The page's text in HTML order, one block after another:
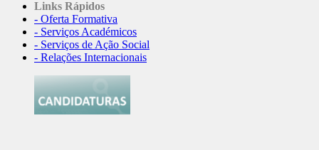
Links Rápidos
- Oferta Formativa
- Serviços Académicos
- Serviços de Ação Social
- Relações Internacionais